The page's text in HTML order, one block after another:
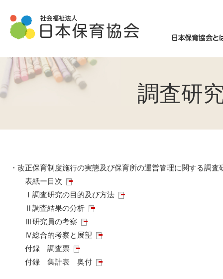
調査研
・改正保育制度施行の実態及び保育所の運営管理に関する調査
表紙ー目次
Ⅰ調査研究の目的及び方法
Ⅱ調査結果の分析
Ⅲ研究員の考察
Ⅳ総合的考察と展望
付録 調査票
付録 集計表 奥付